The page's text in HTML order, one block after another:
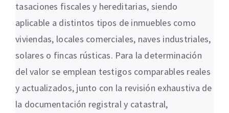
tasaciones fiscales y hereditarias, siendo
aplicable a distintos tipos de inmuebles como
viviendas, locales comerciales, naves industriales,
solares o fincas rústicas. Para la determinación
del valor se emplean testigos comparables reales
y actualizados, junto con la revisión exhaustiva de
la documentación registral y catastral,